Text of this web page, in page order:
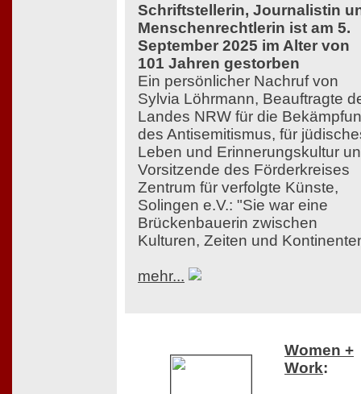
Schriftstellerin, Journalistin
Menschenrechtlerin ist am 5.
September 2025 im Alter von
101 Jahren gestorben
Ein persönlicher Nachruf von
Sylvia Löhrmann, Beauftragte
Landes NRW für die
des Antisemitismus, für
Leben und Erinnerungskultur
Vorsitzende des Förderkreises
Zentrum für verfolgte Künste,
Solingen e.V.: "Sie war eine
Brückenbauerin zwischen
Kulturen, Zeiten und
mehr...
Women +
Work: